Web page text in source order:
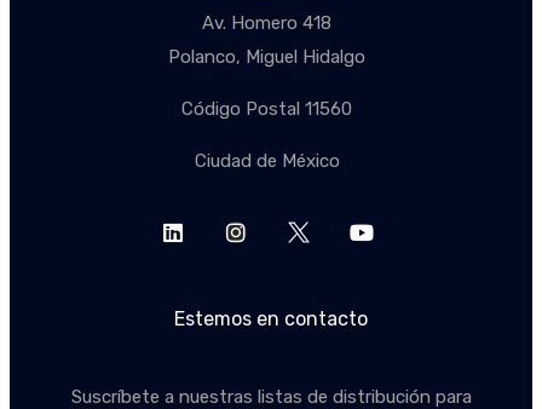
Av. Homero 418
Polanco, Miguel Hidalgo
Código Postal 11560
Ciudad de México
Estemos en contacto
Suscríbete a nuestras listas de distribución para